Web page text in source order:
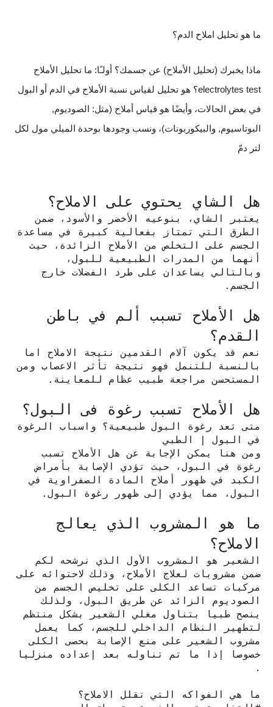
ما هو تحليل املاح الدم؟
ماذا يخبرك (تحليل الأملاح) عن جسمك؟ أولـًا: ما تحليل الأملاح
electrolytes test؟ هو تحليل لقياس نسبة الأملاح في الدم أو البول
في بعض الحالات، وأيضًا هو قياس أملاح (مثل: الصوديوم,
البوتاسيوم, والبيكوربونات)، ونسب وجودها بوحدة الميلي مول لكل
لتر دمّ
هل الشاي يحتوي على الاملاح؟
يعتبر الشاي، بنوعيه الأخضر والأسود، ضمن
الطرق التي تمتاز بفعالية كبيرة في مساعدة
الجسم على التخلص من الأملاح الزائدة، حيث
أنهما من المدرات الطبيعية للبول،
وبالتالي يساعدان على طرد الفضلات خارج
الجسم.
هل الأملاح تسبب ألم في باطن
القدم؟
نعم قد يكون آلام القدمين نتيجة الاملاح اما
بالنسبة للتنمل فهو نتيجة تأثر الاعصاب ومن
المستحسن مراجعة طبيب عظام للمعاينة.
هل الأملاح تسبب رغوة فى البول؟
متى تعد رغوة البول طبيعية؟ واسباب الرغوة
في البول | الطبي
ومن هنا يمكن الإجابة عن هل الأملاح تسبب
رغوة في البول، حيث تؤدي الإصابة بأمراض
الكبد في ظهور أملاح المادة الصفراوية في
البول، مما يؤدي إلى ظهور رغوة البول.
ما هو المشروب الذي يعالج
الاملاح؟
الشعير هو المشروب الأول الذي نرشحه لكم
ضمن مشروبات لعلاج الأملاح، وذلك لاحتوائه على
مركبات تساعد الكلى على تخليص الجسم من
الصوديوم الزائد عن طريق البول، ولذلك
ينصح طبيا بتناول مغلي الشعير بشكل منتظم
لتطهير النظام الداخلي للجسم، كما يعمل
مشروب الشعير على منع الإصابة بحصى الكلى
خصوصا إذا ما تم تناوله بعد إعداده منزليا
.
ما هي الفواكه التي تقلل الاملاح؟